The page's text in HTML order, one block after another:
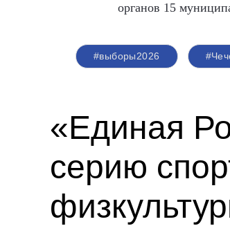
органов 15
#выборы2026
«Единая
серию